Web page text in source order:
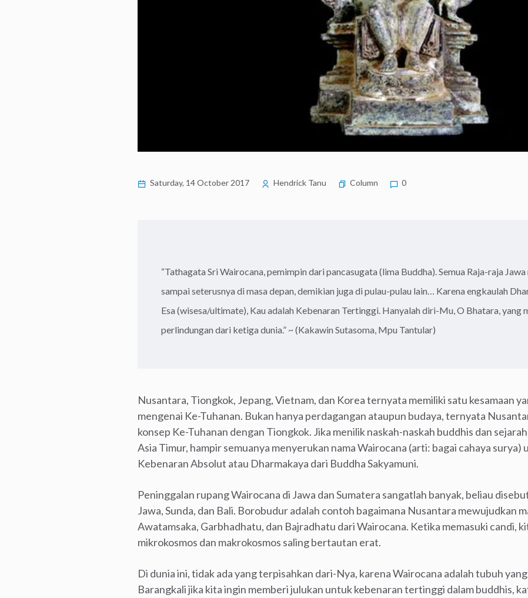
Saturday, 14 October 2017 Hendrick Tanu Column 0
“Tathagata Sri Wairocana, pemimpin dari pancasugata (lima Buddha). Semua Raja-raja
sampai seterusnya di masa depan, demikian juga di pulau-pulau lain… Karena engkaulah
Esa (wisesa/ultimate), Kau adalah Kebenaran Tertinggi. Hanyalah diri-Mu, O Bhatara, yang
perlindungan dari ketiga dunia.” ~ (Kakawin Sutasoma, Mpu Tantular)
Nusantara, Tiongkok, Jepang, Vietnam, dan Korea ternyata memiliki satu kesamaan
mengenai Ke-Tuhanan. Bukan hanya perdagangan ataupun budaya, ternyata
konsep Ke-Tuhanan dengan Tiongkok. Jika menilik naskah-naskah buddhis dan
Asia Timur, hampir semuanya menyerukan nama Wairocana (arti: bagai cahaya
Kebenaran Absolut atau Dharmakaya dari Buddha Sakyamuni.
Peninggalan rupang Wairocana di Jawa dan Sumatera sangatlah banyak, beliau
Jawa, Sunda, dan Bali. Borobudur adalah contoh bagaimana Nusantara mewujudkan
Awatamsaka, Garbhadhatu, dan Bajradhatu dari Wairocana. Ketika memasuki candi,
mikrokosmos dan makrokosmos saling bertautan erat.
Di dunia ini, tidak ada yang terpisahkan dari-Nya, karena Wairocana adalah tubuh
Barangkali jika kita ingin memberi julukan untuk kebenaran tertinggi dalam buddhis,